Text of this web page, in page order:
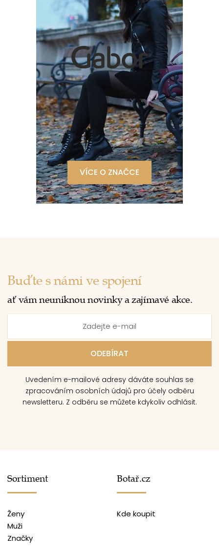
VÍCE O ZNAČCE
Buďte s námi ve spojení
ať vám neuniknou novinky a zajímavé akce.
Uvedením e-mailové adresy dáváte souhlas se
zpracováním osobních údajů pro účely odběru
newsletteru. Z odběru se můžete kdykoliv odhlásit.
Sortiment
Ženy
Muži
Značky
Botař.cz
Kde koupit